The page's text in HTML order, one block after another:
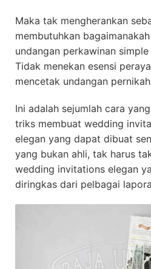
Maka tak mengherankan
membutuhkan
undangan perkawinan
Tidak menekan esensi
mencetak undangan
Ini adalah sejumlah cara
triks membuat wedding
elegan yang dapat dibuat
yang bukan ahli, tak harus
wedding invitations elegan
diringkas dari pelbagai